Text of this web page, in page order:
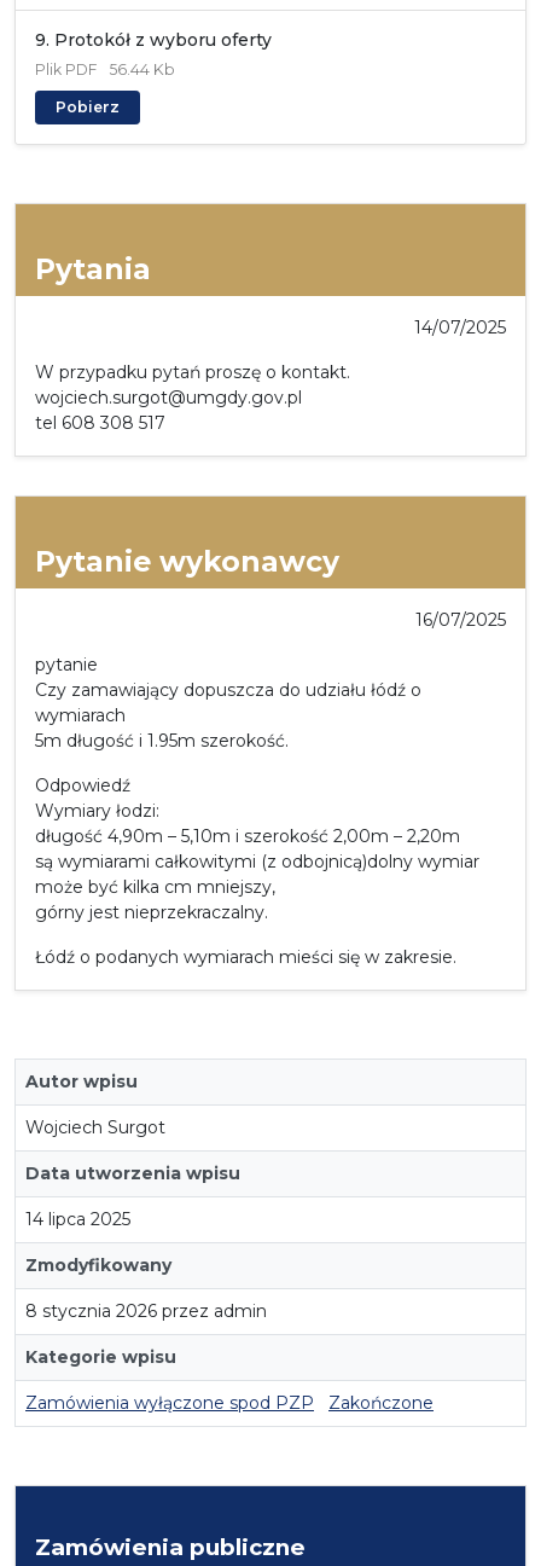
9. Protokół z wyboru oferty
Plik PDF 56.44 Kb
Pobierz
Pytania
14/07/2025
W przypadku pytań proszę o kontakt.
wojciech.surgot@umgdy.gov.pl
tel 608 308 517
Pytanie wykonawcy
16/07/2025
pytanie
Czy zamawiający dopuszcza do udziału łódź o
wymiarach
5m długość i 1.95m szerokość.
Odpowiedź
Wymiary łodzi:
długość 4,90m – 5,10m i szerokość 2,00m – 2,20m
są wymiarami całkowitymi (z odbojnicą)dolny wymiar
może być kilka cm mniejszy,
górny jest nieprzekraczalny.
Łódź o podanych wymiarach mieści się w zakresie.
Autor wpisu
Wojciech Surgot
Data utworzenia wpisu
14 lipca 2025
Zmodyfikowany
8 stycznia 2026 przez admin
Kategorie wpisu
Zamówienia wyłączone spod PZP Zakończone
Zamówienia publiczne